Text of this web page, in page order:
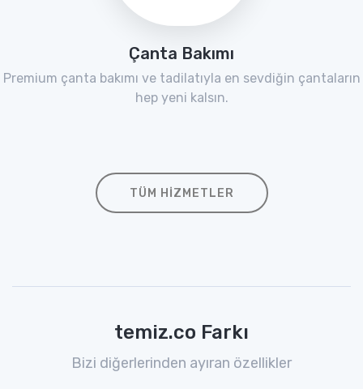
Çanta Bakımı
Premium çanta bakımı ve tadilatıyla en sevdiğin çantaların
hep yeni kalsın.
TÜM HIZMETLER
temiz.co Farkı
Bizi diğerlerinden ayıran özellikler